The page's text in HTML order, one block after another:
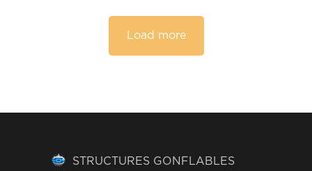
Load more
STRUCTURES GONFLABLES